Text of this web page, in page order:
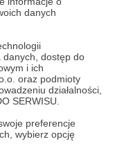
danych
danych, dostęp do
i ich
oraz podmioty
działalności,
SERWISU.
preferencje
wybierz opcję
się na
pytanie,
związany z